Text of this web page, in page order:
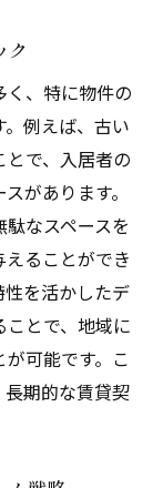
リフォーム
む魅力
プローチ
フォーム戦
コーディネ
化の方法
物件の価値
法
ク
く、特に物件の
例えば、古い
で、入居者の
があります。
なスペースを
ることができ
を活かしたデ
とで、地域に
可能です。こ
期的な賃貸契